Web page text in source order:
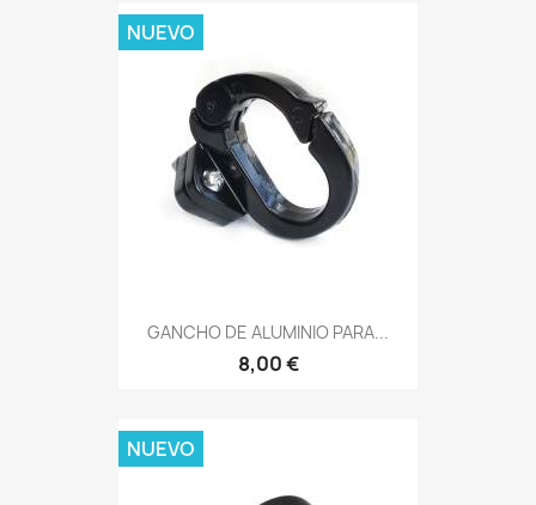
GANCHO DE ALUMINIO PARA...
8,00 €
NUEVO
NUEVO